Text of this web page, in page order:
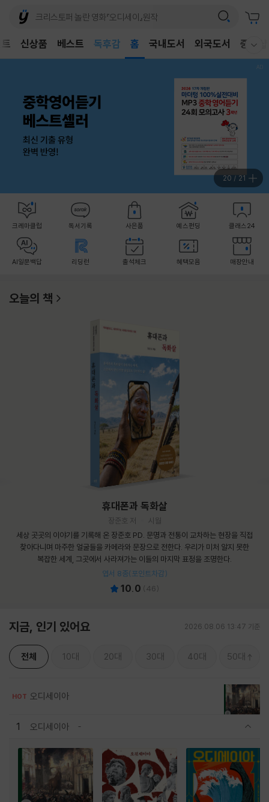
신상품 베스트 독후감
어린이
홈 국내도서 외국도서 중고샵
21 / 21
크레마클럽 독서기록 사은품 예스펀딩 클래스24
AI일문백답 리딩런 출석체크 혜택모음 매장안내
오늘의 책
휴대폰과 독화살
장준호 저
시월
세상 곳곳의 이야기를 기록해 온 장준호 PD. 문명과 전통이 교차하는 현장을 직접
찾아다니며 마주한 얼굴들을 카메라와 문장으로 전한다. 우리가 미처 알지 못한
복잡한 세계, 그곳에서 사라져가는 이들의 마지막 표정을 조명한다.
엽서 8종(포인트차감)
10.0 (46)
지금, 인기 있어요 2026.08.06 13:47 기준
전체 10대 20대 30대 40대 50대
HOT 오디세이아
1 오디세이아